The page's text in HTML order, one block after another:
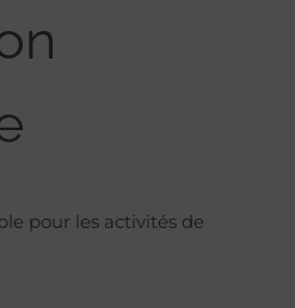
pour les activités de